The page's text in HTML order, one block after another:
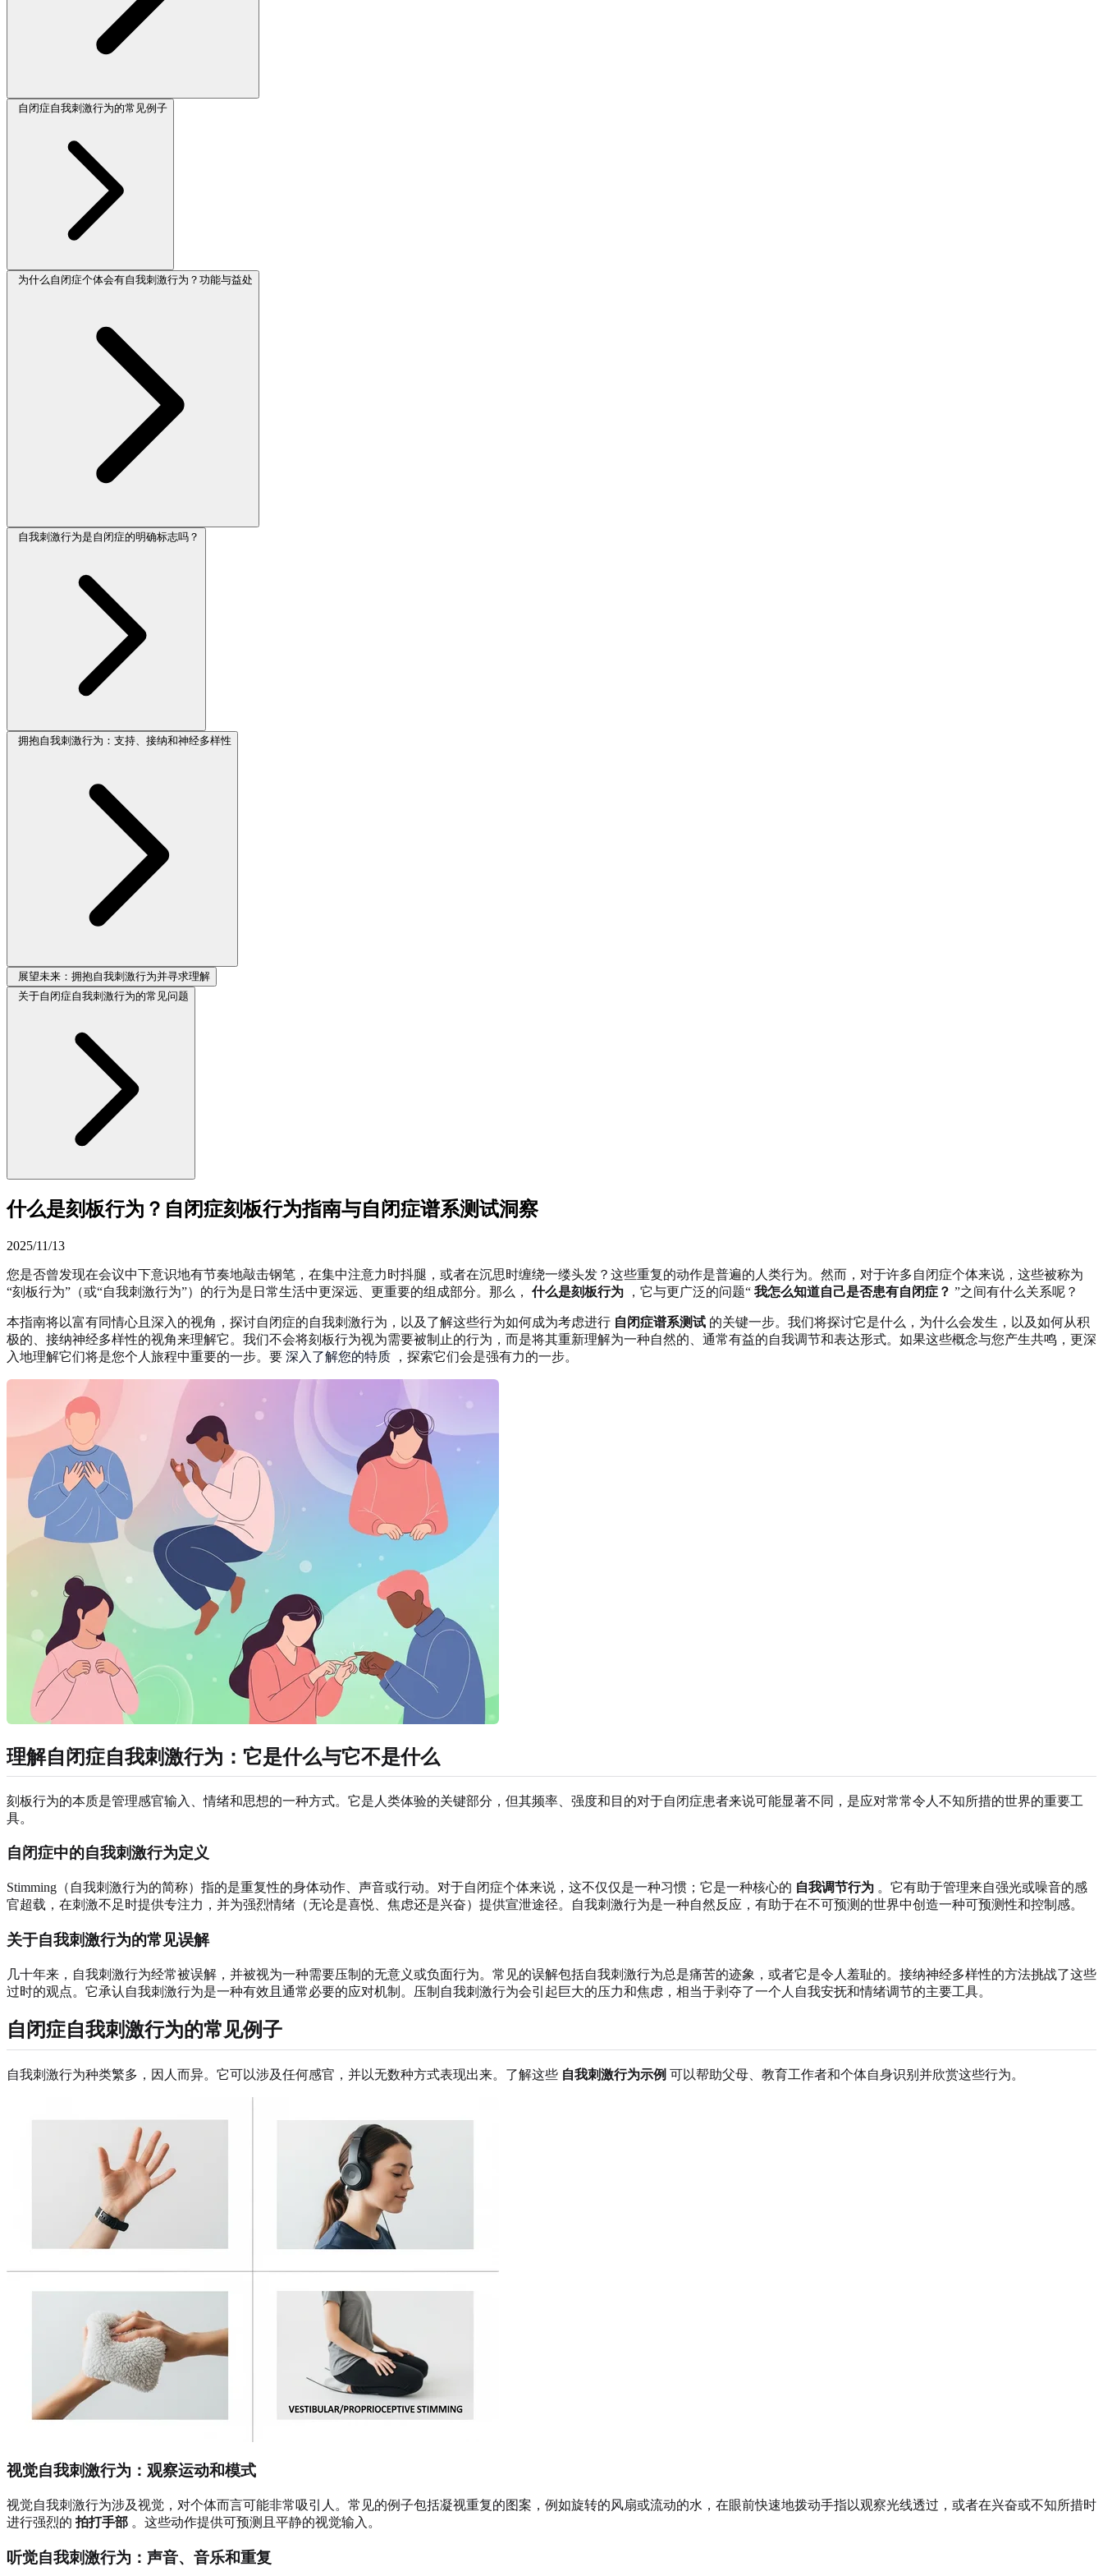
自闭症自我刺激行为的常见例子
为什么自闭症个体会有自我刺激行为？功能与益处
自我刺激行为是自闭症的明确标志吗？
拥抱自我刺激行为：支持、接纳和神经多样性
展望未来：拥抱自我刺激行为并寻求理解
关于自闭症自我刺激行为的常见问题
什么是刻板行为？自闭症刻板行为指南与自闭症谱系测试洞察
2025/11/13
您是否曾发现在会议中下意识地有节奏地敲击钢笔，在集中注意力时抖腿，或者在沉思时缠绕一缕头发？这些重复的动作是普遍的人类行为。然而，对于许多自闭症个体来说，这些被称为
“刻板行为”（或“自我刺激行为”）的行为是日常生活中更深远、更重要的组成部分。那么， 什么是刻板行为 ，它与更广泛的问题“ 我怎么知道自己是否患有自闭症？ ”之间有什么关系呢？
本指南将以富有同情心且深入的视角，探讨自闭症的自我刺激行为，以及了解这些行为如何成为考虑进行 自闭症谱系测试 的关键一步。我们将探讨它是什么，为什么会发生，以及如何从积
极的、接纳神经多样性的视角来理解它。我们不会将刻板行为视为需要被制止的行为，而是将其重新理解为一种自然的、通常有益的自我调节和表达形式。如果这些概念与您产生共鸣，更深
入地理解它们将是您个人旅程中重要的一步。要 深入了解您的特质 ，探索它们会是强有力的一步。
理解自闭症自我刺激行为：它是什么与它不是什么
刻板行为的本质是管理感官输入、情绪和思想的一种方式。它是人类体验的关键部分，但其频率、强度和目的对于自闭症患者来说可能显著不同，是应对常常令人不知所措的世界的重要工
具。
自闭症中的自我刺激行为定义
Stimming（自我刺激行为的简称）指的是重复性的身体动作、声音或行动。对于自闭症个体来说，这不仅仅是一种习惯；它是一种核心的 自我调节行为 。它有助于管理来自强光或噪音的感
官超载，在刺激不足时提供专注力，并为强烈情绪（无论是喜悦、焦虑还是兴奋）提供宣泄途径。自我刺激行为是一种自然反应，有助于在不可预测的世界中创造一种可预测性和控制感。
关于自我刺激行为的常见误解
几十年来，自我刺激行为经常被误解，并被视为一种需要压制的无意义或负面行为。常见的误解包括自我刺激行为总是痛苦的迹象，或者它是令人羞耻的。接纳神经多样性的方法挑战了这些
过时的观点。它承认自我刺激行为是一种有效且通常必要的应对机制。压制自我刺激行为会引起巨大的压力和焦虑，相当于剥夺了一个人自我安抚和情绪调节的主要工具。
自闭症自我刺激行为的常见例子
自我刺激行为种类繁多，因人而异。它可以涉及任何感官，并以无数种方式表现出来。了解这些 自我刺激行为示例 可以帮助父母、教育工作者和个体自身识别并欣赏这些行为。
视觉自我刺激行为：观察运动和模式
视觉自我刺激行为涉及视觉，对个体而言可能非常吸引人。常见的例子包括凝视重复的图案，例如旋转的风扇或流动的水，在眼前快速地拨动手指以观察光线透过，或者在兴奋或不知所措时
进行强烈的 拍打手部 。这些动作提供可预测且平静的视觉输入。
听觉自我刺激行为：声音、音乐和重复